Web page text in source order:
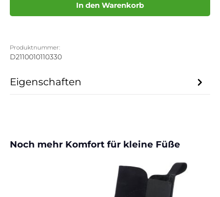
In den Warenkorb
Produktnummer:
D2110010110330
Eigenschaften
Produktgalerie überspringen
Noch mehr Komfort für kleine Füße